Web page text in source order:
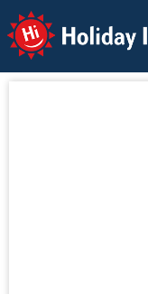
Holiday Info